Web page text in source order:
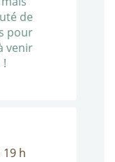
de
pour
venir
!
h